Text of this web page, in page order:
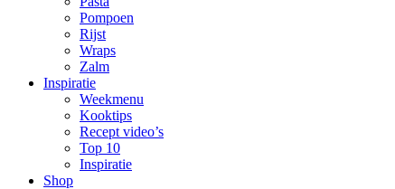
Pompoen
Rijst
Wraps
Zalm
Inspiratie
Weekmenu
Kooktips
Recept video’s
Top 10
Inspiratie
Shop